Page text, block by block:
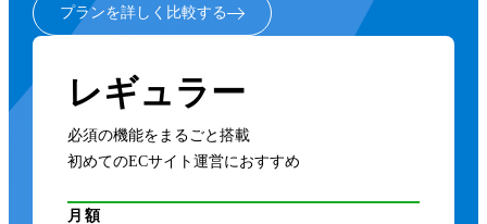
プランを詳しく比較する
レギュラー
必須の機能をまるごと搭載
初めてのECサイト運営におすすめ
月額